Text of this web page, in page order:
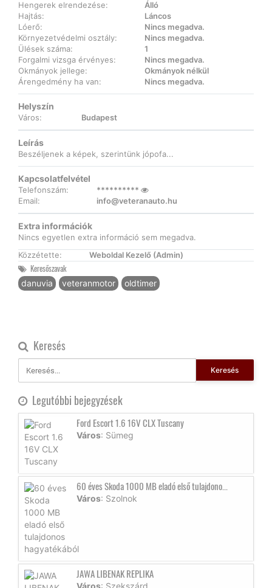
Hengerek elrendezése:
Álló
Hajtás:
Láncos
Lóerő:
Nincs megadva.
Környezetvédelmi osztály:
Nincs megadva.
Ülések száma:
1
Forgalmi vizsga érvényes:
Nincs megadva.
Okmányok jellege:
Okmányok nélkül
Árengedmény ha van:
Nincs megadva.
Helyszín
Város: Budapest
Leírás
Beszéljenek a képek, szerintünk jópofa...
Kapcsolatfelvétel
Telefonszám:
**********
Email:
info@veteranauto.hu
Extra információk
Nincs egyetlen extra információ sem megadva.
Közzétette:
Weboldal Kezelő (Admin)
Keresőszavak
danuvia veteranmotor oldtimer
Keresés
Keresés
Legutóbbi bejegyzések
Ford Escort 1.6 16V CLX Tuscany
Város: Sümeg
60 éves Skoda 1000 MB eladó első tulajdono...
Város: Szolnok
JAWA LIBENAK REPLIKA